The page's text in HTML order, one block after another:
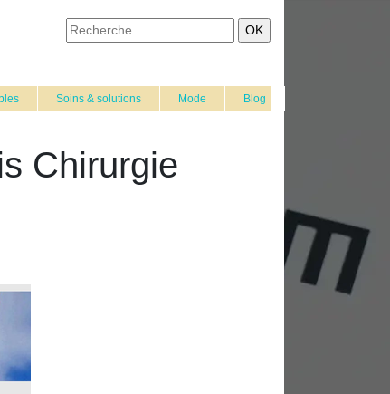
Soins & solutions Mode Blog
Chirurgie